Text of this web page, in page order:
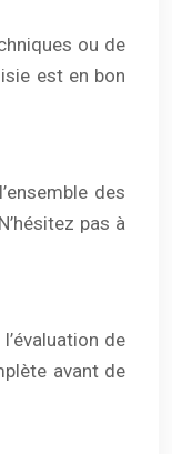
ou de
est en bon
des
pas à
de
avant de